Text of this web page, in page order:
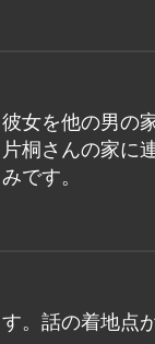
女を他の男の
桐さんの家に
です。
。話の着地点